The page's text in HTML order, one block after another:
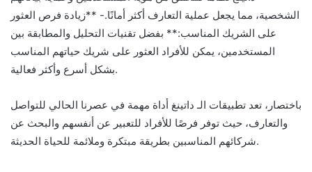
الشخصية، مما يجعل عملية التعارف أكثر أمانًا.- **زيادة فرص العثور
على الشريك المناسب:** بفضل تقنيات التحليل والمطابقة بين
المستخدمين، يمكن للأفراد العثور على شريك حياتهم المناسب
بشكل أسرع وأكثر فعالية.
باختصار، تعد تطبيقات الـ داتينغ أداة مهمة في عصرنا الحالي للتواصل
والتعارف، حيث توفر فرصًا للأفراد للتعبير عن أنفسهم والبحث عن
شركائهم المناسبين بطريقة مبتكرة وملائمة للحياة الحديثة.